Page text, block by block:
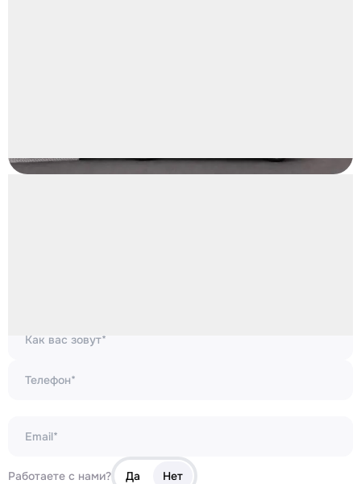
Работаете с нами? Да Нет